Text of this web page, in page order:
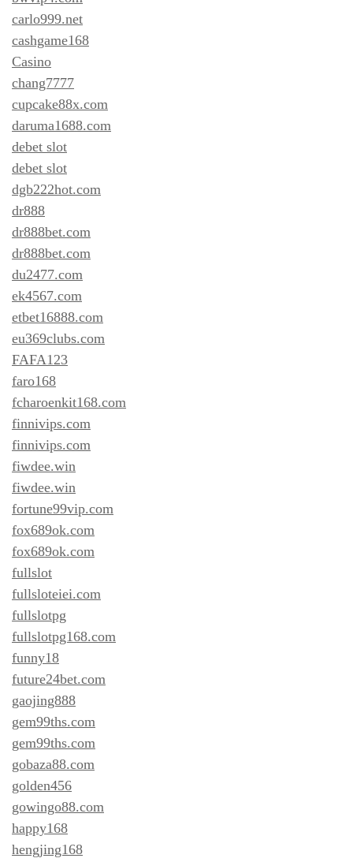
carlo999.net
cashgame168
Casino
chang7777
cupcake88x.com
daruma1688.com
debet slot
debet slot
dgb222hot.com
dr888
dr888bet.com
dr888bet.com
du2477.com
ek4567.com
etbet16888.com
eu369clubs.com
FAFA123
faro168
fcharoenkit168.com
finnivips.com
finnivips.com
fiwdee.win
fiwdee.win
fortune99vip.com
fox689ok.com
fox689ok.com
fullslot
fullsloteiei.com
fullslotpg
fullslotpg168.com
funny18
future24bet.com
gaojing888
gem99ths.com
gem99ths.com
gobaza88.com
golden456
gowingo88.com
happy168
hengjing168